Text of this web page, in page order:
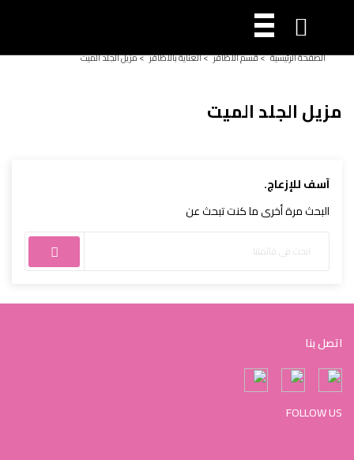

الصفحة الرئيسية >قسم الأظافر >العناية بالأظافر >مزيل الجلد الميت
مزيل الجلد الميت
آسف للإزعاج.
البحث مرة أخرى ما كنت تبحث عن
اتصل بنا
FOLLOW US